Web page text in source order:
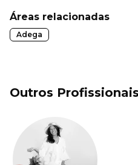
Áreas relacionadas
Adega
Outros Profissionais